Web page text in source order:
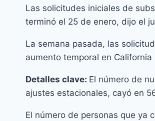
Las solicitudes iniciales de
terminó el 25 de enero, dijo el
La semana pasada, las
aumento temporal en
Detalles clave: El número de
ajustes estacionales, cayó en
El número de personas que ya